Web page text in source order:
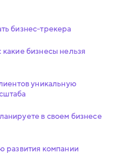
бизнес-трекера
бизнесы нельзя
уникальную
в своем бизнесе
развития компании